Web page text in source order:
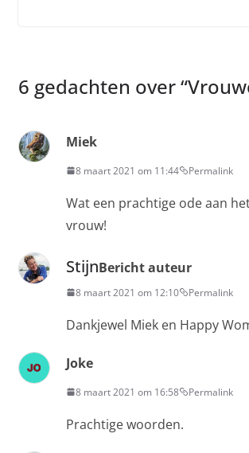
6 gedachten over “
Miek
8 maart 2021 om 11:44 Permalink
Wat een prachtige ode aan
vrouw!
StijnBericht auteur
8 maart 2021 om 12:10 Permalink
Dankjewel Miek en Happy
Joke
8 maart 2021 om 16:58 Permalink
Prachtige woorden.